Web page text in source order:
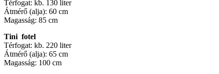
Térfogat: kb. 130 liter
Átmérő (alja): 60 cm
Magasság: 85 cm
Tini fotel
Térfogat: kb. 220 liter
Átmérő (alja): 65 cm
Magasság: 100 cm